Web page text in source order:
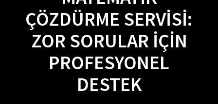
ÇÖZDÜRME SERVISI:
ZOR SORULAR İÇIN
PROFESYONEL
DESTEK